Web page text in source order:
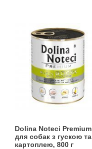
Dolina Noteci Premium
для собак з гускою та
картоплею, 800 г